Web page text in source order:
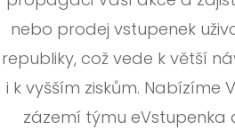
nebo prodej vstupenek
republiky, což vede k větší
i k vyšším ziskům. Nabízíme
zázemí týmu